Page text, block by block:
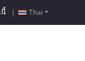
Thai
นี้ |